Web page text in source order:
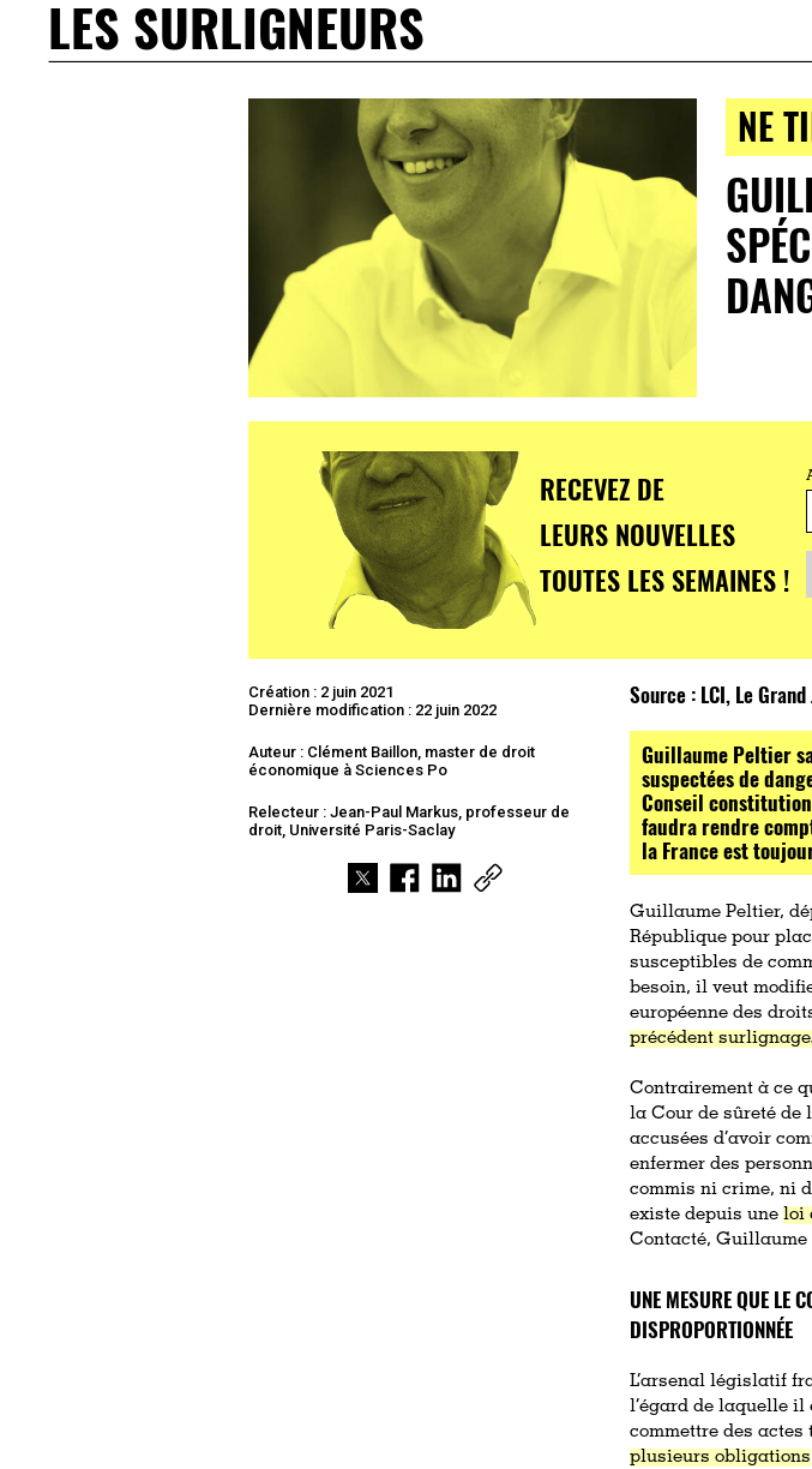
LES SURLIGNEURS
NE
RECEVEZ DE
LEURS NOUVELLES
TOUTES LES SEMAINES !
Création : 2 juin 2021
Dernière modification : 22 juin 2022
Auteur : Clément Baillon, master de droit
économique à Sciences Po
Relecteur : Jean-Paul Markus, professeur de
droit, Université Paris-Saclay
Source : LCI, Le
Guillaume Peltier
suspectées de
Conseil
faudra rendre
la France est
Guillaume Peltier,
République pour
susceptibles de
besoin, il veut
européenne des
précédent surlignage
Contrairement à ce
la Cour de sûreté de
accusées d’avoir
enfermer des
commis ni crime, ni
existe depuis uneloi
Contacté, Guillaume
UNE MESURE QUE LE
DISPROPORTIONNÉE
L’arsenal législatif
l’égard de laquelle il
commettre des
plusieurs obligations